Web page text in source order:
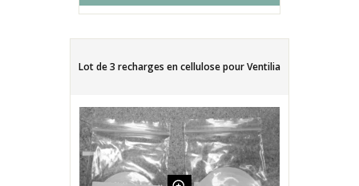
Lot de 3 recharges en cellulose pour Ventilia